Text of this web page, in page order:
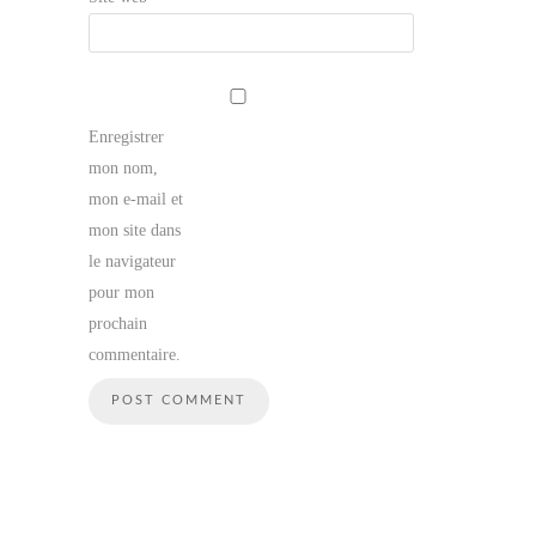
Enregistrer
mon nom,
mon e-mail et
mon site dans
le navigateur
pour mon
prochain
commentaire.